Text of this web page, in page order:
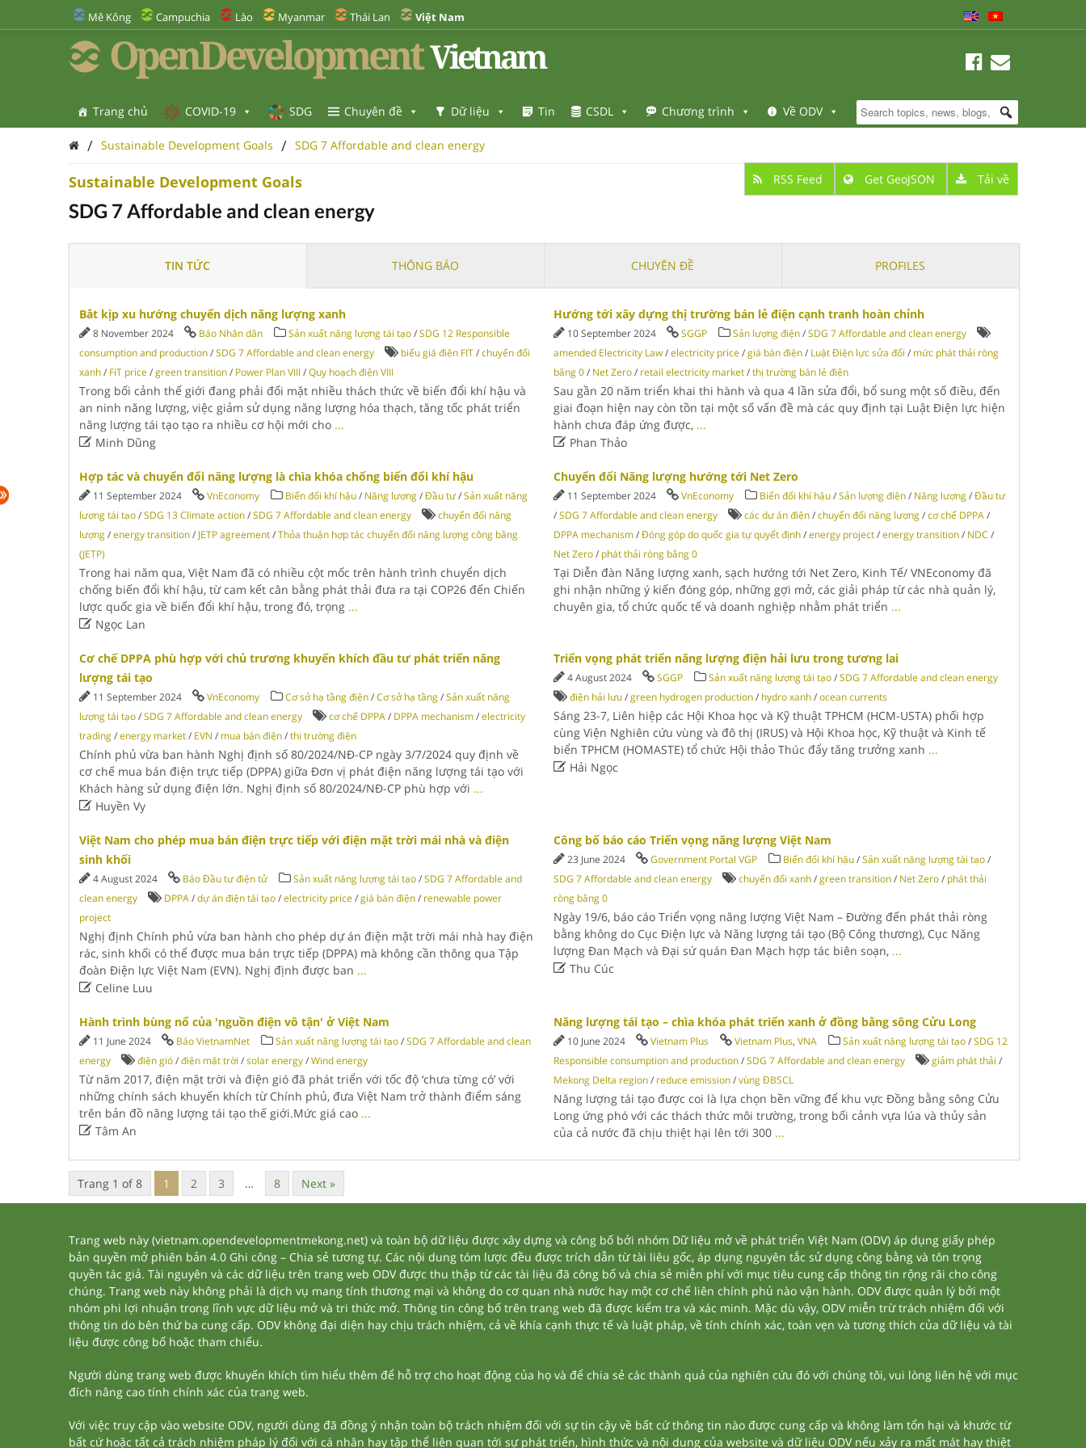
Mê Kông Campuchia Lào Myanmar Thái Lan Việt Nam
OpenDevelopment Vietnam
Trang chủ COVID-19 SDG Chuyên đề Dữ liệu Tin CSDL Chương trình Về ODV
/ Sustainable Development Goals / SDG 7 Affordable and clean energy
Sustainable Development Goals
SDG 7 Affordable and clean energy
RSS Feed Get GeoJSON Tải về
TIN TỨC THÔNG BÁO CHUYÊN ĐỀ PROFILES
Bắt kịp xu hướng chuyển dịch năng lượng xanh
8 November 2024 Báo Nhân dân Sản xuất năng lượng tái tạo/SDG 12 Responsible
consumption and production/SDG 7 Affordable and clean energy biểu giá điện FIT/chuyển đổi
xanh/ FiT price/green transition/ Power Plan VIII/Quy hoạch điện VIII
Trong bối cảnh thế giới đang phải đối mặt nhiều thách thức về biến đổi khí hậu và
an ninh năng lượng, việc giảm sử dụng năng lượng hóa thạch, tăng tốc phát triển
năng lượng tái tạo tạo ra nhiều cơ hội mới cho ...
Minh Dũng
Hướng tới xây dựng thị trường bán lẻ điện cạnh tranh hoàn chỉnh
10 September 2024 SGGP Sản lượng điện/SDG 7 Affordable and clean energy
amended Electricity Law/electricity price/giá bán điện/ Luật Điện lực sửa đổi / mức phát thải ròng
bằng 0/ Net Zero/ retail electricity market/thị trường bán lẻ điện
Sau gần 20 năm triển khai thi hành và qua 4 lần sửa đổi, bổ sung một số điều, đến
giai đoạn hiện nay còn tồn tại một số vấn đề mà các quy định tại Luật Điện lực hiện
hành chưa đáp ứng được, ...
 Phan Thảo
Hợp tác và chuyển đổi năng lượng là chìa khóa chống biến đổi khí hậu
11 September 2024 VnEconomy Biến đổi khí hậu/ Năng lượng/Đầu tư/Sản xuất năng
lượng tái tạo/SDG 13 Climate action/SDG 7 Affordable and clean energy
chuyển đổi năng
lượng/energy transition/ JETP agreement/Thỏa thuận hợp tác chuyển đổi năng lượng công bằng
(JETP)
Trong hai năm qua, Việt Nam đã có nhiều cột mốc trên hành trình chuyển dịch
chống biến đổi khí hậu, từ cam kết cân bằng phát thải đưa ra tại COP26 đến Chiến
lược quốc gia về biến đổi khí hậu, trong đó, trọng ...
Ngọc Lan
Chuyển đổi Năng lượng hướng tới Net Zero
11 September 2024 VnEconomy Biến đổi khí hậu/Sản lượng điện/ Năng lượng/Đầu tư
/SDG 7 Affordable and clean energy các dự án điện/chuyển đổi năng lượng/cơ chế DPPA/
DPPA mechanism/Đóng góp do quốc gia tự quyết định/energy project/energy transition/ NDC /
Net Zero/ phát thải ròng bằng 0
Tại Diễn đàn Năng lượng xanh, sạch hướng tới Net Zero, Kinh Tế/ VNEconomy đã
ghi nhận những ý kiến đóng góp, những gợi mở, các giải pháp từ các nhà quản lý,
chuyên gia, tổ chức quốc tế và doanh nghiệp nhằm phát triển ...
Cơ chế DPPA phù hợp với chủ trương khuyến khích đầu tư phát triển năng
lượng tái tạo
11 September 2024 VnEconomy Cơ sở hạ tầng điện/Cơ sở hạ tầng/Sản xuất năng
lượng tái tạo/SDG 7 Affordable and clean energy cơ chế DPPA/ DPPA mechanism/electricity
trading/energy market/ EVN / mua bán điện/thị trường điện
Chính phủ vừa ban hành Nghị định số 80/2024/NĐ-CP ngày 3/7/2024 quy định về
cơ chế mua bán điện trực tiếp (DPPA) giữa Đơn vị phát điện năng lượng tái tạo với
Khách hàng sử dụng điện lớn. Nghị định số 80/2024/NĐ-CP phù hợp với ...
Huyền Vy
Triển vọng phát triển năng lượng điện hải lưu trong tương lai
4 August 2024 SGGP Sản xuất năng lượng tái tạo/SDG 7 Affordable and clean energy
điện hải lưu/green hydrogen production/ hydro xanh/ocean currents
Sáng 23-7, Liên hiệp các Hội Khoa học và Kỹ thuật TPHCM (HCM-USTA) phối hợp
cùng Viện Nghiên cứu vùng và đô thị (IRUS) và Hội Khoa học, Kỹ thuật và Kinh tế
biển TPHCM (HOMASTE) tổ chức Hội thảo Thúc đẩy tăng trưởng xanh ...
 Hải Ngọc
Việt Nam cho phép mua bán điện trực tiếp với điện mặt trời mái nhà và điện
sinh khối
4 August 2024 Báo Đầu tư điện tử Sản xuất năng lượng tái tạo/SDG 7 Affordable and
clean energy
DPPA/dự án điện tái tạo/electricity price/giá bán điện/ renewable power
project
Nghị định Chính phủ vừa ban hành cho phép dự án điện mặt trời mái nhà hay điện
rác, sinh khối có thể được mua bán trực tiếp (DPPA) mà không cần thông qua Tập
đoàn Điện lực Việt Nam (EVN). Nghị định được ban ...
Celine Luu
Công bố báo cáo Triển vọng năng lượng Việt Nam
23 June 2024 Government Portal VGP Biến đổi khí hậu/Sản xuất năng lượng tái tạo/
SDG 7 Affordable and clean energy
chuyển đổi xanh/green transition/ Net Zero/ phát thải
ròng bằng 0
Ngày 19/6, báo cáo Triển vọng năng lượng Việt Nam – Đường đến phát thải ròng
bằng không do Cục Điện lực và Năng lượng tái tạo (Bộ Công thương), Cục Năng
lượng Đan Mạch và Đại sứ quán Đan Mạch hợp tác biên soạn, ...
 Thu Cúc
Hành trình bùng nổ của 'nguồn điện vô tận' ở Việt Nam
11 June 2024 Báo VietnamNet Sản xuất năng lượng tái tạo/SDG 7 Affordable and clean
energy
điện gió/điện mặt trời /solar energy/Wind energy
Từ năm 2017, điện mặt trời và điện gió đã phát triển với tốc độ ‘chưa từng có’ với
những chính sách khuyến khích từ Chính phủ, đưa Việt Nam trở thành điểm sáng
trên bản đồ năng lượng tái tạo thế giới.Mức giá cao ...
Tâm An
Năng lượng tái tạo – chìa khóa phát triển xanh ở đồng bằng sông Cửu Long
10 June 2024 Vietnam Plus Vietnam Plus,VNA Sản xuất năng lượng tái tạo/SDG 12
Responsible consumption and production/SDG 7 Affordable and clean energy giảm phát thải /
Mekong Delta region/ reduce emission/vùng ĐBSCL
Năng lượng tái tạo được coi là lựa chọn bền vững để khu vực Đồng bằng sông Cửu
Long ứng phó với các thách thức môi trường, trong bối cảnh vựa lúa và thủy sản
của cả nước đã chịu thiệt hại lên tới 300 ...
Trang 1 of 8 1 2 3 … 8 Next »
Trang web này (vietnam.opendevelopmentmekong.net) và toàn bộ dữ liệu được xây dựng và công bố bởi nhóm Dữ liệu mở về phát triển Việt Nam (ODV) áp dụng giấy phép
bản quyền mở phiên bản 4.0 Ghi công – Chia sẻ tương tự. Các nội dung tóm lược đều được trích dẫn từ tài liêu gốc, áp dụng nguyên tắc sử dụng công bằng và tôn trọng
quyền tác giả. Tài nguyên và các dữ liệu trên trang web ODV được thu thập từ các tài liệu đã công bố và chia sẻ miễn phí với mục tiêu cung cấp thông tin rộng rãi cho công
chúng. Trang web này không phải là dịch vụ mang tính thương mại và không do cơ quan nhà nước hay một cơ chế liên chính phủ nào vận hành. ODV được quản lý bởi một
nhóm phi lợi nhuận trong lĩnh vực dữ liệu mở và tri thức mở. Thông tin công bố trên trang web đã được kiểm tra và xác minh. Mặc dù vậy, ODV miễn trừ trách nhiệm đối với
thông tin do bên thứ ba cung cấp. ODV không đại diện hay chịu trách nhiệm, cả về khía cạnh thực tế và luật pháp, về tính chính xác, toàn vẹn và tương thích của dữ liệu và tài
liệu được công bố hoặc tham chiếu.
Người dùng trang web được khuyến khích tìm hiểu thêm để hỗ trợ cho hoạt động của họ và để chia sẻ các thành quả của nghiên cứu đó với chúng tôi, vui lòng liên hệ với mục
đích nâng cao tính chính xác của trang web.
Với việc truy cập vào website ODV, người dùng đã đồng ý nhận toàn bộ trách nhiệm đối với sự tin cậy về bất cứ thông tin nào được cung cấp và không làm tổn hại và khước từ
bất cứ hoặc tất cả trách nhiệm pháp lý đối với cá nhân hay tập thể liên quan tới sự phát triển, hình thức và nội dung của website và dữ liệu ODV nếu xảy ra mất mát hay thiệt